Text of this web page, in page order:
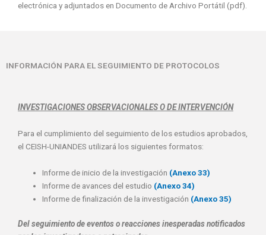
electrónica y adjuntados en Documento de Archivo Portátil (pdf).
INFORMACIÓN PARA EL SEGUIMIENTO DE PROTOCOLOS
INVESTIGACIONES OBSERVACIONALES O DE INTERVENCIÓN
Para el cumplimiento del seguimiento de los estudios aprobados,
el CEISH-UNIANDES utilizará los siguientes formatos:
Informe de inicio de la investigación (Anexo 33)
Informe de avances del estudio (Anexo 34)
Informe de finalización de la investigación (Anexo 35)
Del seguimiento de eventos o reacciones inesperadas notificados